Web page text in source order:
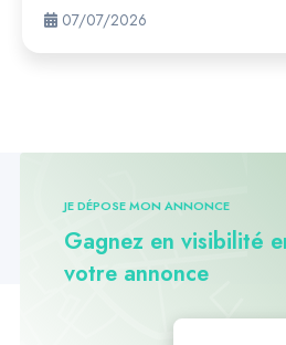
07/07/2026
JE DÉPOSE MON ANNONCE
Gagnez en visibilité
votre annonce